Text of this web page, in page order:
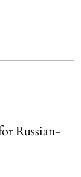
Russian-